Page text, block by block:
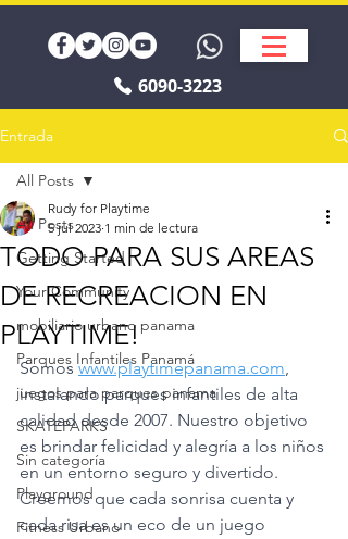
6090-3223
Entrada
All Posts
Getting Started
Your Community
mobiliario urbano panama
Parques Infantiles Panamá
juegos para parques panama
SKATEPARKS
Sin categoría
Playground
Fitness Urbano
All Posts
TODO PARA SUS AREAS
DE RECREACION EN
PLAYTIME!
Rudy for Playtime
5 jul 2023 1 min de lectura
Somos www.playtimepanama.com,
instalando parques infantiles de alta
calidad desde 2007. Nuestro objetivo
es brindar felicidad y alegría a los niños
en un entorno seguro y divertido.
Creemos que cada sonrisa cuenta y
cada risa es un eco de un juego